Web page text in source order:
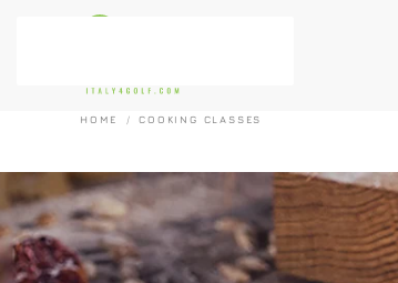
HOME COOKING CLASSES